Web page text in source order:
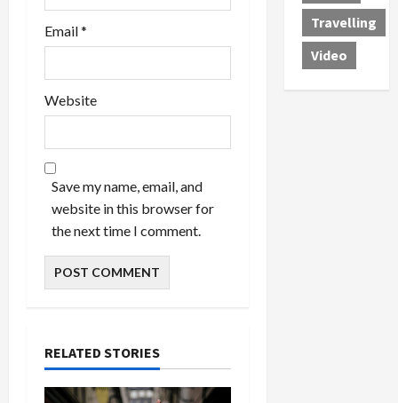
Email*
Website
Save my name, email, and
website in this browser for
the next time I comment.
RELATED STORIES
Travelling
Video